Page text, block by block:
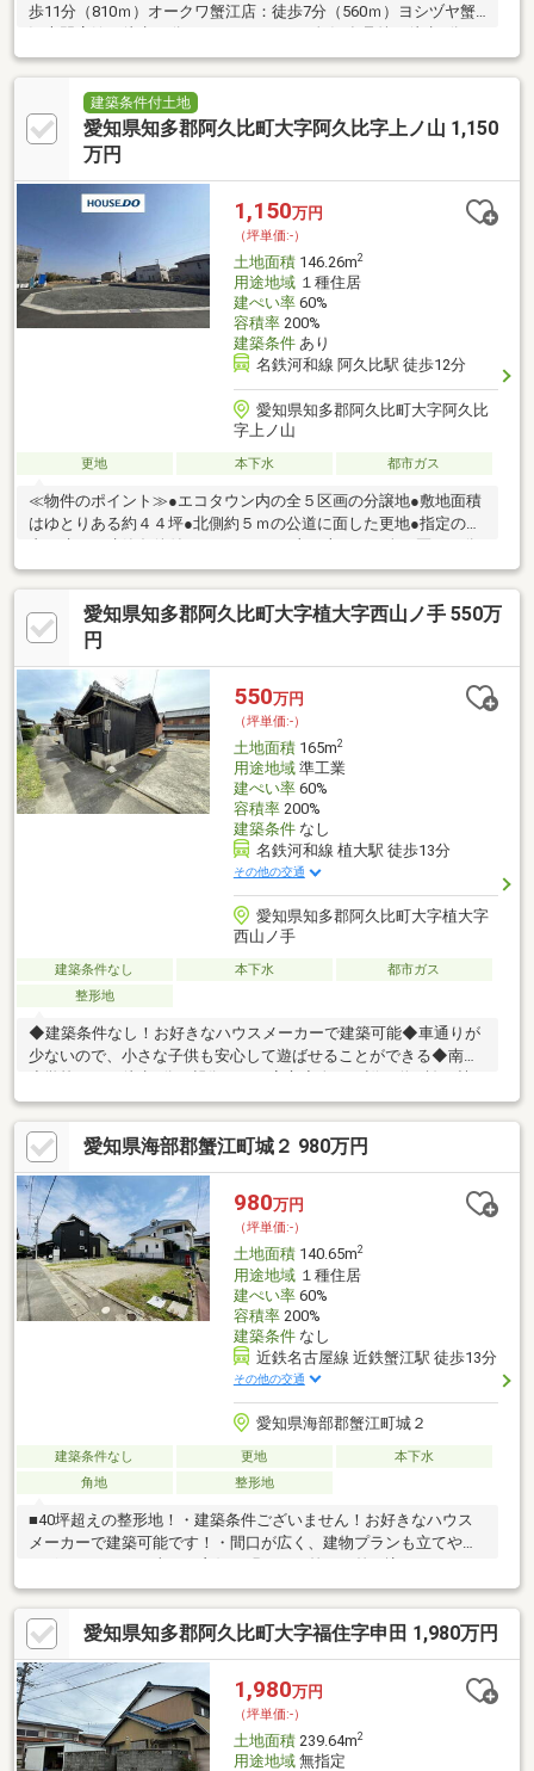
歩11分（810ｍ）オークワ蟹江店：徒歩7分（560ｍ）ヨシヅヤ蟹
（691ｍ） ファミリーマート蟹江本町店：徒歩3分（192ｍ） V・
drug蟹江本町店：徒歩9分（703ｍ） コーナン蟹江店：徒歩10分
（724ｍ） はばたき幼稚園：徒歩3分（210ｍ） キッズガーデンカ
リヨンの杜：徒歩7分（546ｍ） 蟹江郵便局：徒歩6分（435ｍ）
役所蟹江町役場：徒歩15分（1164ｍ） 名古屋銀行蟹江支店：徒歩
9分（662ｍ）
建築条件付土地
愛知県知多郡阿久比町大字阿久比字上ノ山 1,150
万円
1,150万円
（坪単価:-）
土地面積146.26m2
用途地域１種住居
建ぺい率60%
容積率200%
建築条件あり
名鉄河和線 阿久比駅 徒歩12分
愛知県知多郡阿久比町大字阿久比
字上ノ山
更地 本下水 都市ガス
≪物件のポイント≫●エコタウン内の全５区画の分譲地●敷地面積
はゆとりある約４４坪●北側約５ｍの公道に面した更地●指定の業
譲地です。北側道路に面した約４４坪の更地は、指定の建築業者
と建てる安心の建築条件付き物件となっています。≪周辺環境の
ポイント≫●阿久比駅まで徒歩１２分の近さ●阿久比中学校まで徒
歩１３分●南部小学校まで徒歩１８分の距離＊最寄りの阿久比駅
す。保育園や役場、郵便局、薬局も徒歩圏内にバランス良く整っ
ています。
愛知県知多郡阿久比町大字植大字西山ノ手 550万
円
550万円
（坪単価:-）
土地面積165m2
用途地域準工業
建ぺい率60%
容積率200%
建築条件なし
名鉄河和線 植大駅 徒歩13分
その他の交通
愛知県知多郡阿久比町大字植大字
西山ノ手
建築条件なし 本下水
都市ガス
整形地
◆建築条件なし！お好きなハウスメーカーで建築可能◆車通りが
少ないので、小さな子供も安心して遊ばせることができる◆南部
公園までは徒歩約7分◆スーパーなど生活施設は徒歩圏内にあり
ます※雨水排水について現状は西側隣地との共有側溝（一部西側
隣地所有）を利用し、南側隣地敷地内側溝を経由して排水してお
ります。本物件前面道路には側溝がありません。そのため隣地経
由以外の方法で雨水排水を行うには既設の道路側溝まで側溝を延
長させるか雨水浸透桝もしくは浸透管（その両方同時施工を含
む）にて雨水を排水する必要があり、その費用は買主負担となり
ます。
愛知県海部郡蟹江町城２ 980万円
980万円
（坪単価:-）
土地面積140.65m2
用途地域１種住居
建ぺい率60%
容積率200%
建築条件なし
近鉄名古屋線 近鉄蟹江駅 徒歩13分
その他の交通
愛知県海部郡蟹江町城２
建築条件なし 更地
本下水
角地
整形地
■40坪超えの整形地！・建築条件ございません！お好きなハウス
メーカーで建築可能です！・間口が広く、建物プランも立てやす
い形です！！・日当たり良好！明るい日差しが差し込みますね
♪■2線利用可能！駅徒歩15分圏内に近鉄線とJR線有！・名古屋駅
まで乗り換え不要！通勤通学にも嬉しいですね！■閑静な住宅街♪
周辺環境充実！・保育園まで徒歩約6分！子育て世代のお客様にも
◎・スーパーまで徒歩約9分！毎日のお買い物にも嬉しい距離！・
コンビニまで徒歩約9分！急な買い出しにも24時間対応◎※確定測
量前の為面積の増減が生じる場合がございます。※セットバック
要※敷地内南西に消火栓がございます。
愛知県知多郡阿久比町大字福住字申田 1,980万円
1,980万円
（坪単価:-）
土地面積239.64m2
用途地域無指定